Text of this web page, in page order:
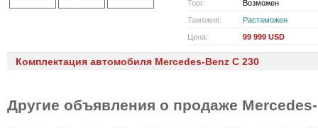
Торг:
Возможен
Таможня:
Растаможен
Цена:
99 999 USD
Комплектация автомобиля Mercedes-Benz C 230
Другие объявления о продаже